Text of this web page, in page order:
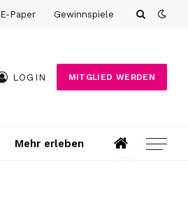
E-Paper Gewinnspiele
LOGIN MITGLIED WERDEN
Mehr erleben